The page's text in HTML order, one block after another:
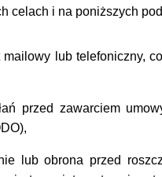
celach i na poniższych
lub telefoniczny,
przed zawarciem
lub obrona przed